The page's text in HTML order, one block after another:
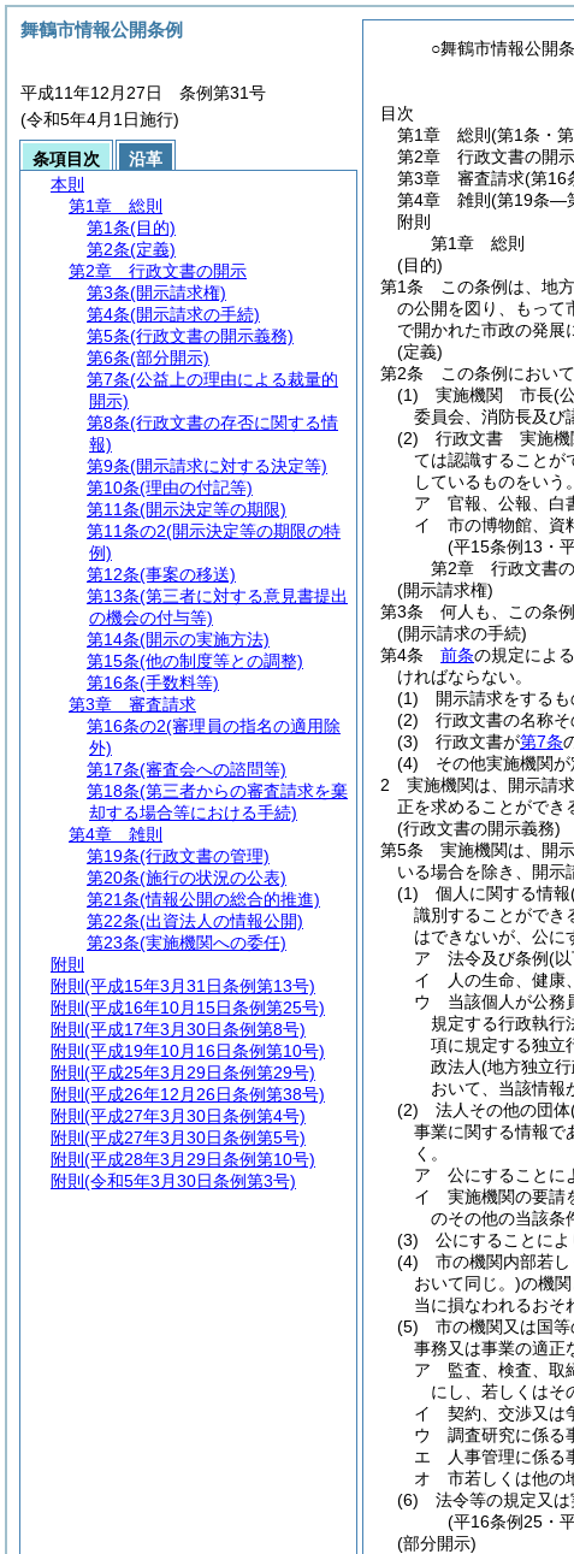
○舞鶴市情報公開
目次
第1章
総則 (第1条・
第2章
行政文書の開示
第3章
審査請求(第16
第4章
雑則 (第19条―
附則
第1章
総則
(目的)
第1条
この条例は、地
の公開を図り、もって
で開かれた市政の発展
(定義)
第2条
この条例において
(1)
実施機関 市長(
委員会、消防長及び
(2)
行政文書 実施機
ては認識することが
しているものをいう。
ア
官報、公報、白
イ
市の博物館、資
(平15条例13・
第2章
行政文書
(開示請求権)
第3条
何人も、この条
(開示請求の手続)
第4条
前条の規定によ
ければならない。
(1)
開示請求をする
(2)
行政文書の名称
(3)
行政文書が第7条
(4)
その他実施機関
2
実施機関は、開示請
正を求めることができ
(行政文書の開示義務)
第5条
実施機関は、開
いる場合を除き、開示
(1)
個人に関する情報
識別することができ
はできないが、公に
ア
法令及び条例(
イ
人の生命、健康
ウ
当該個人が公務
規定する行政執行
項に規定する独立
政法人(地方独立
おいて、当該情報
(2)
法人その他の団体
事業に関する情報で
く。
ア
公にすることに
イ
実施機関の要請
のその他の当該条
(3)
公にすることに
(4)
市の機関内部若
おいて同じ。)の機
当に損なわれるおそ
(5)
市の機関又は国
事務又は事業の適正
ア
監査、検査、取
にし、若しくはそ
イ
契約、交渉又は
ウ
調査研究に係る
エ
人事管理に係
オ
市若しくは他の
(6)
法令等の規定又
(平16条例25・
(部分開示)
舞鶴市情報公開条例
平成11年12月27日 条例第31号
(令和5年4月1日施行)
条項目次
沿革
本則
第1章
総則
第1条(目的)
第2条(定義)
第2章
行政文書の開示
第3条(開示請求権)
第4条(開示請求の手続)
第5条(行政文書の開示義務)
第6条(部分開示)
第7条(公益上の理由による裁量的
開示)
第8条(行政文書の存否に関する情
報)
第9条(開示請求に対する決定等)
第10条(理由の付記等)
第11条(開示決定等の期限)
第11条の2(開示決定等の期限の特
例)
第12条(事案の移送)
第13条(第三者に対する意見書提出
の機会の付与等)
第14条(開示の実施方法)
第15条(他の制度等との調整)
第16条(手数料等)
第3章
審査請求
第16条の2(審理員の指名の適用除
外)
第17条(審査会への諮問等)
第18条(第三者からの審査請求を棄
却する場合等における手続)
第4章
雑則
第19条(行政文書の管理)
第20条(施行の状況の公表)
第21条(情報公開の総合的推進)
第22条(出資法人の情報公開)
第23条(実施機関への委任)
附則
附則 (平成15年3月31日条例第13号)
附則 (平成16年10月15日条例第25号)
附則 (平成17年3月30日条例第8号)
附則 (平成19年10月16日条例第10号)
附則 (平成25年3月29日条例第29号)
附則 (平成26年12月26日条例第38号)
附則 (平成27年3月30日条例第4号)
附則 (平成27年3月30日条例第5号)
附則 (平成28年3月29日条例第10号)
附則 (令和5年3月30日条例第3号)